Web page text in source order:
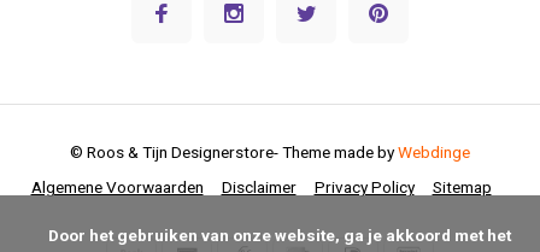
Algemene Voorwaarden Disclaimer Privacy Policy Sitemap
© Roos & Tijn Designerstore- Theme made byWebdinge